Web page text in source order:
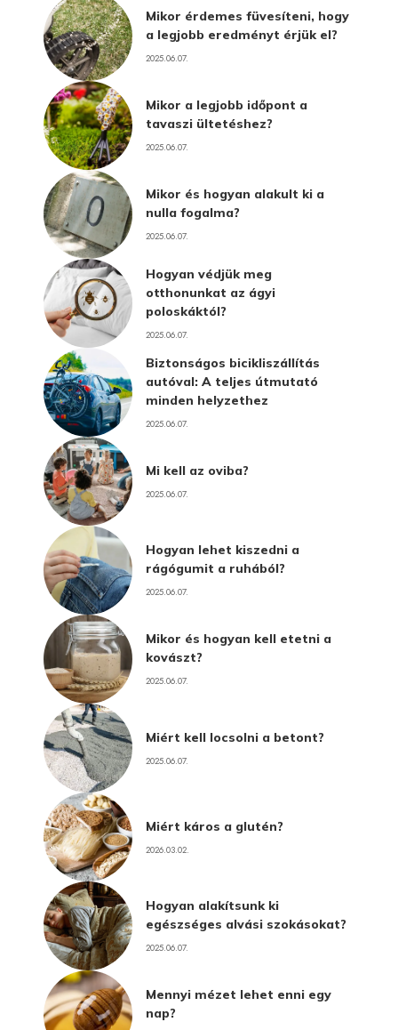
Mikor érdemes füvesíteni, hogy
a legjobb eredményt érjük el?
2025.06.07.
Mikor a legjobb időpont a
tavaszi ültetéshez?
2025.06.07.
Mikor és hogyan alakult ki a
nulla fogalma?
2025.06.07.
Hogyan védjük meg
otthonunkat az ágyi
poloskáktól?
2025.06.07.
Biztonságos bicikliszállítás
autóval: A teljes útmutató
minden helyzethez
2025.06.07.
Mi kell az oviba?
2025.06.07.
Hogyan lehet kiszedni a
rágógumit a ruhából?
2025.06.07.
Mikor és hogyan kell etetni a
kovászt?
2025.06.07.
Miért kell locsolni a betont?
2025.06.07.
Miért káros a glutén?
2026.03.02.
Hogyan alakítsunk ki
egészséges alvási szokásokat?
2025.06.07.
Mennyi mézet lehet enni egy
nap?